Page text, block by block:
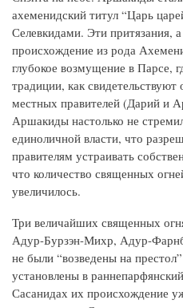
ахеменидский титул “Царь
Селевкидами. Эти притязания,
происхождение из рода
глубокое возмущение в Парсе,
традиции, как
местных правителей (Дарий и
Аршакиды настолько не
единоличной власти, что
правителям устраивать
что количество священных
увеличилось.
Три величайших священных
Адур-Бурзэн-Михр, Адур-
не были “возведены на
установлены в
Сасанидах их происхождение